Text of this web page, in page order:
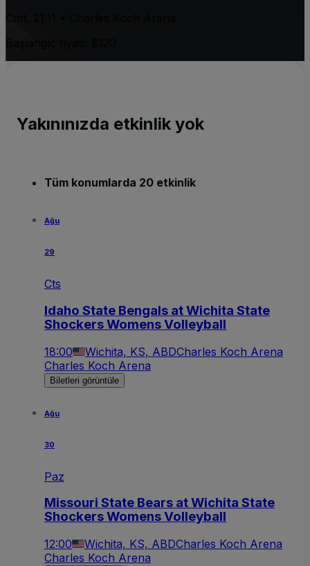
Cmt, 21.11 • Charles Koch Arena
Yakınınızda etkinlik yok
Tüm konumlarda 20 etkinlik
Ağu
29
Cts
Idaho State Bengals at Wichita State
Shockers Womens Volleyball
18:00 Wichita, KS, ABDCharles Koch Arena
Charles Koch Arena
Biletleri görüntüle
Ağu
30
Paz
Missouri State Bears at Wichita State
Shockers Womens Volleyball
12:00 Wichita, KS, ABDCharles Koch Arena
Charles Koch Arena